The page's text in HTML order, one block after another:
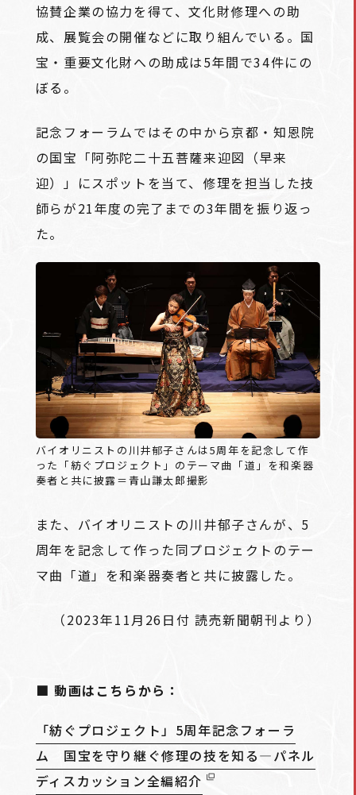
協賛企業の協力を得て、文化財修理への助
成、展覧会の開催などに取り組んでいる。国
宝・重要文化財への助成は5年間で34件にの
ぼる。
記念フォーラムではその中から京都・知恩院
の国宝「阿弥陀二十五菩薩来迎図（早来
迎）」にスポットを当て、修理を担当した技
師らが21年度の完了までの3年間を振り返っ
た。
バイオリニストの川井郁子さんは5周年を記念して作
った「紡ぐプロジェクト」のテーマ曲「道」を和楽器
奏者と共に披露＝青山謙太郎撮影
また、バイオリニストの川井郁子さんが、5
周年を記念して作った同プロジェクトのテー
マ曲「道」を和楽器奏者と共に披露した。
（2023年11月26日付 読売新聞朝刊より）
■ 動画はこちらから：
「紡ぐプロジェクト」5周年記念フォーラ
ム 国宝を守り継ぐ修理の技を知る―パネル
ディスカッション全編紹介